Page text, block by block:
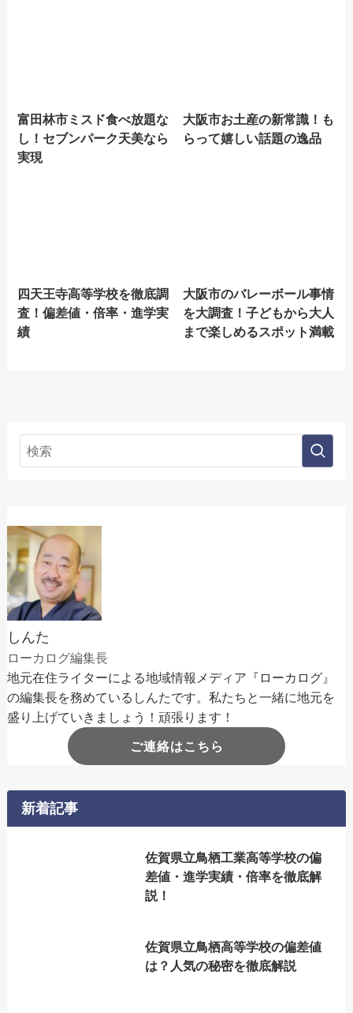
富田林市ミスド食べ放題な
し！セブンパーク天美なら
実現
大阪市お土産の新常識！も
らって嬉しい話題の逸品
四天王寺高等学校を徹底調
査！偏差値・倍率・進学実
績
大阪市のバレーボール事情
を大調査！子どもから大人
まで楽しめるスポット満載
しんた
ローカログ編集長
地元在住ライターによる地域情報メディア『ローカログ』
の編集長を務めているしんたです。私たちと一緒に地元を
盛り上げていきましょう！頑張ります！
ご連絡はこちら
新着記事
佐賀県立鳥栖工業高等学校の偏
差値・進学実績・倍率を徹底解
説！
佐賀県立鳥栖高等学校の偏差値
は？人気の秘密を徹底解説